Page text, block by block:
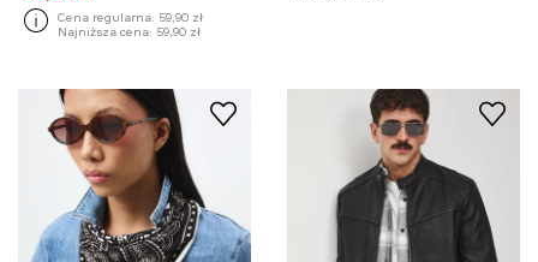
Cena regularna: 59,90 zł
Najniższa cena: 59,90 zł